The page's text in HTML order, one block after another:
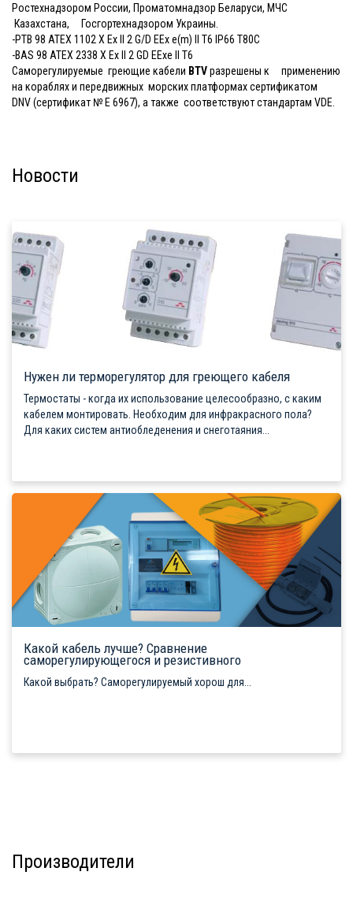
Ростехнадзором России, Проматомнадзор Беларуси, МЧС
Казахстана, Госгортехнадзором Украины.
-PTB 98 ATEX 1102 X Ex II 2 G/D EEx e(m) II T6 IP66 T80C
-BAS 98 ATEX 2338 X Ex II 2 GD EExe II T6
Саморегулируемые греющие кабели BTVразрешены к применению
на кораблях и передвижных морских платформах сертификатом
DNV (сертификат № E 6967), а также соответствуют стандартам VDE.
Новости
Нужен ли терморегулятор для греющего кабеля
Термостаты - когда их использование целесообразно, с каким
кабелем монтировать. Необходим для инфракрасного пола?
Для каких систем антиобледенения и снеготаяния...
Какой кабель лучше? Сравнение
саморегулирующегося и резистивного
Какой выбрать? Саморегулируемый хорош для...
Производители